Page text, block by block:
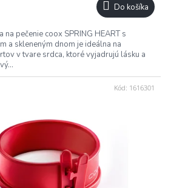
Do košíka
na pečenie coox SPRING HEART s
a skleneným dnom je ideálna na
v tvare srdca, ktoré vyjadrujú lásku a
Kód: 1616301